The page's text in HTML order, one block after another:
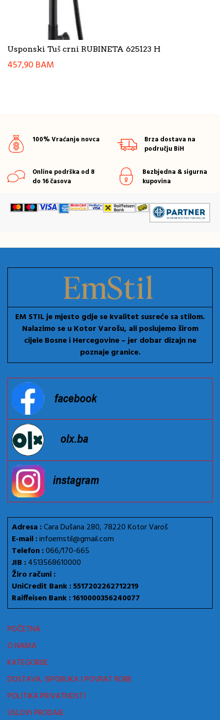
Usponski Tuš crni RUBINETA 625123 H
457,90BAM
100% Vraćanje novca
Brza dostava na
području BiH
Online podrška od 8
do 16 časova
Bezbjedna & sigurna
kupovina
EM STIL je mjesto gdje se kvalitet susreće sa stilom.
Nalazimo se u Kotor Varošu, ali poslujemo širom
cijele Bosne i Hercegovine – jer dobar dizajn ne
poznaje granice.
Adresa :Cara Dušana 280, 78220 Kotor Varoš
E-mail :infoemstil@gmail.com
Telefon :066/170-665
JIB :4513568610000
Žiro računi :
UniCredit Bank : 5517202262712219
Raiffeisen Bank : 1610000356240077
POČETNA
O NAMA
KATEGORIJE
DOSTAVA, ISPORUKA I POVRAT ROBE
POLITIKA PRIVATNOSTI
USLOVI PRODAJE